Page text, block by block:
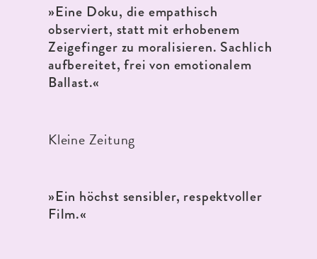
»Eine Doku, die empathisch
observiert, statt mit erhobenem
Zeigefinger zu moralisieren. Sachlich
aufbereitet, frei von emotionalem
Ballast.«
Kleine Zeitung
»Ein höchst sensibler, respektvoller
Film.«